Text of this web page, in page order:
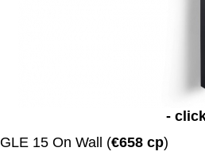
-
GLE 15 On Wall (€658 cp)